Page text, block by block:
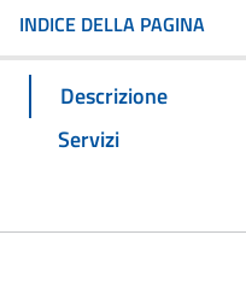
INDICE DELLA PAGINA
Descrizione
Servizi